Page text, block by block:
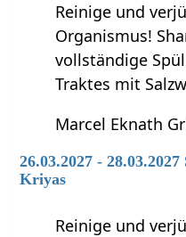
Reinige und
Organismus!
vollständige
Traktes mit
Marcel Eknath
26.03.2027 -
Kriyas
Reinige und